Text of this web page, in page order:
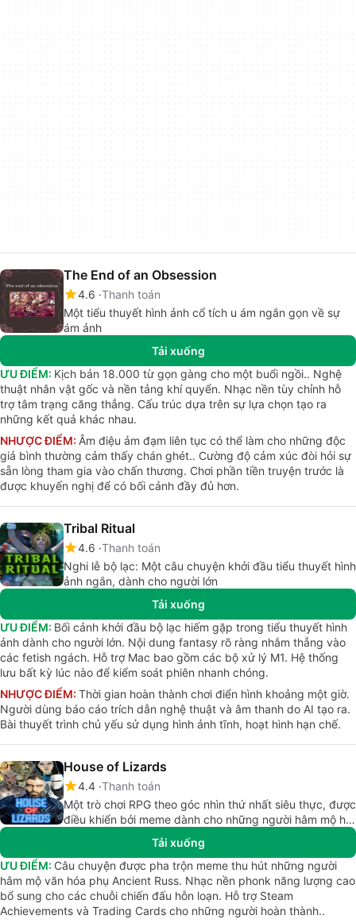
The End of an Obsession
4.6 Thanh toán
Một tiểu thuyết hình ảnh cổ tích u ám ngắn gọn về sự
ám ảnh
Tải xuống
ƯU ĐIỂM: Kịch bản 18.000 từ gọn gàng cho một buổi ngồi.. Nghệ
thuật nhân vật gốc và nền tảng khí quyển. Nhạc nền tùy chỉnh hỗ
trợ tâm trạng căng thẳng. Cấu trúc dựa trên sự lựa chọn tạo ra
những kết quả khác nhau.
NHƯỢC ĐIỂM: Âm điệu ảm đạm liên tục có thể làm cho những độc
giả bình thường cảm thấy chán ghét.. Cường độ cảm xúc đòi hỏi sự
sẵn lòng tham gia vào chấn thương. Chơi phần tiền truyện trước là
được khuyến nghị để có bối cảnh đầy đủ hơn.
Tribal Ritual
4.6 Thanh toán
Nghi lễ bộ lạc: Một câu chuyện khởi đầu tiểu thuyết hình
ảnh ngắn, dành cho người lớn
Tải xuống
ƯU ĐIỂM: Bối cảnh khởi đầu bộ lạc hiếm gặp trong tiểu thuyết hình
ảnh dành cho người lớn. Nội dung fantasy rõ ràng nhắm thẳng vào
các fetish ngách. Hỗ trợ Mac bao gồm các bộ xử lý M1. Hệ thống
lưu bất kỳ lúc nào để kiểm soát phiên nhanh chóng.
NHƯỢC ĐIỂM: Thời gian hoàn thành chơi điển hình khoảng một giờ.
Người dùng báo cáo trích dẫn nghệ thuật và âm thanh do AI tạo ra.
Bài thuyết trình chủ yếu sử dụng hình ảnh tĩnh, hoạt hình hạn chế.
House of Lizards
4.4 Thanh toán
Một trò chơi RPG theo góc nhìn thứ nhất siêu thực, được
điều khiển bởi meme dành cho những người hâm mộ hài
Tải xuống
ƯU ĐIỂM: Câu chuyện được pha trộn meme thu hút những người
hâm mộ văn hóa phụ Ancient Russ. Nhạc nền phonk năng lượng cao
bổ sung cho các chuỗi chiến đấu hỗn loạn. Hỗ trợ Steam
Achievements và Trading Cards cho những người hoàn thành..